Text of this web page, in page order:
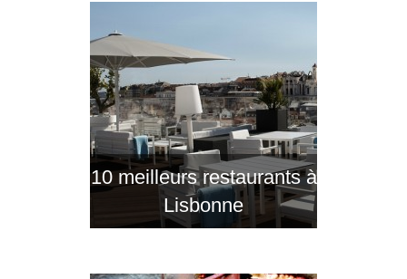
10 meilleurs restaurants à
Lisbonne